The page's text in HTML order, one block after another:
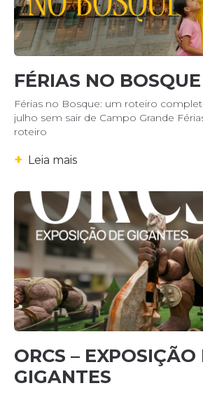
FÉRIAS NO BOSQUE
Férias no Bosque: um roteiro
julho sem sair de Campo Grande
roteiro
+ Leia mais
ORCS – EXPOSIÇÃO
GIGANTES